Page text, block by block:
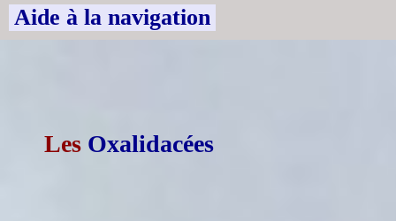
Aide à la navigation
Les Oxalidacées